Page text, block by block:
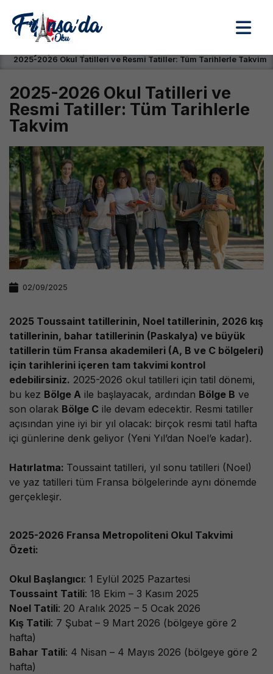
2025-2026 Okul Tatilleri ve Resmi Tatiller: Tüm Tarihlerle Takvim
2025-2026 Okul Tatilleri ve
Resmi Tatiller: Tüm Tarihlerle
Takvim
02/09/2025
2025 Toussaint tatillerinin, Noel tatillerinin, 2026 kış
tatillerinin, bahar tatillerinin (Paskalya) ve büyük
tatillerin tüm Fransa akademileri (A, B ve C bölgeleri)
için tarihlerini içeren tam takvimi kontrol
edebilirsiniz. 2025-2026 okul tatilleri için tatil dönemi,
bu kez Bölge A ile başlayacak, ardından Bölge B ve
son olarak Bölge C ile devam edecektir. Resmi tatiller
açısından yine iyi bir yıl olacak: birçok resmi tatil hafta
içi günlerine denk geliyor (Yeni Yıl’dan Noel’e kadar).
Hatırlatma: Toussaint tatilleri, yıl sonu tatilleri (Noel)
ve yaz tatilleri tüm Fransa bölgelerinde aynı dönemde
gerçekleşir.
2025-2026 Fransa Metropoliteni Okul Takvimi
Özeti:
Okul Başlangıcı: 1 Eylül 2025 Pazartesi
Toussaint Tatili: 18 Ekim – 3 Kasım 2025
Noel Tatili: 20 Aralık 2025 – 5 Ocak 2026
Kış Tatili: 7 Şubat – 9 Mart 2026 (bölgeye göre 2
hafta)
Bahar Tatili: 4 Nisan – 4 Mayıs 2026 (bölgeye göre 2
hafta)